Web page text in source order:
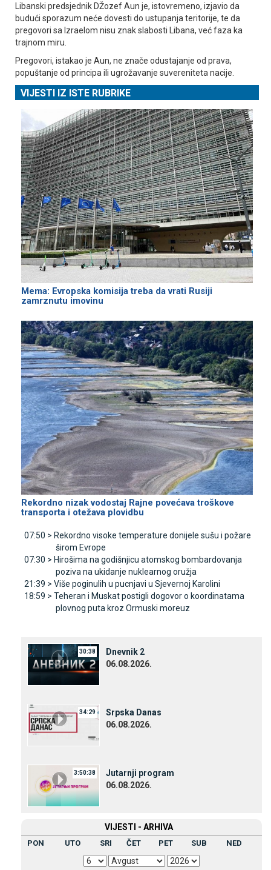
Libanski predsjednik DŽozef Aun je, istovremeno, izjavio da
budući sporazum neće dovesti do ustupanja teritorije, te da
pregovori sa Izraelom nisu znak slabosti Libana, već faza ka
trajnom miru.
Pregovori, istakao je Aun, ne znače odustajanje od prava,
popuštanje od principa ili ugrožavanje suvereniteta nacije.
VIJESTI IZ ISTE RUBRIKE
Mema: Evropska komisija treba da vrati Rusiji
zamrznutu imovinu
Rekordno nizak vodostaj Rajne povećava troškove
transporta i otežava plovidbu
07:50 > Rekordno visoke temperature donijele sušu i požare
širom Evrope
07:30 > Hirošima na godišnjicu atomskog bombardovanja
poziva na ukidanje nuklearnog oružja
21:39 > Više poginulih u pucnjavi u Sjevernoj Karolini
18:59 > Teheran i Muskat postigli dogovor o koordinatama
plovnog puta kroz Ormuski moreuz
30:38
Dnevnik 2
06.08.2026.
34:29
Srpska Danas
06.08.2026.
3:50:38
Јutarnji program
06.08.2026.
VIЈESTI - ARHIVA
PON UTO SRI ČET PET SUB NED